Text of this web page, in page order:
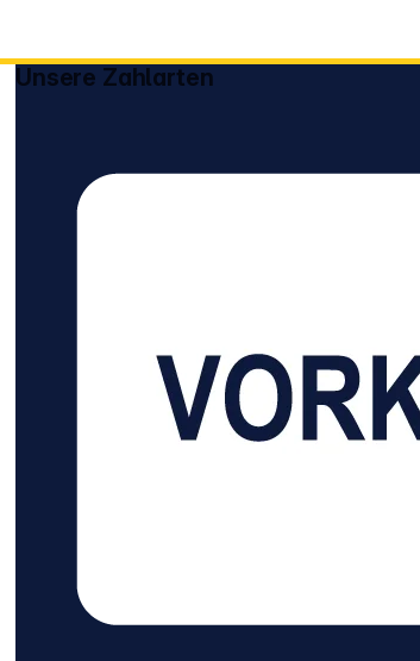
Unsere Zahlarten